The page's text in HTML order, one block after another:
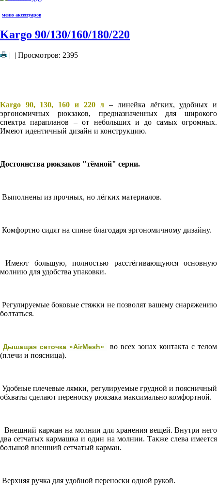
меню аксессуаров
Kargo 90/130/160/180/220
| | Просмотров: 2395
Kargo 90, 130, 160 и 220 л – линейка лёгких, удобных и
эргономичных рюкзаков, предназначенных для широкого
спектра парапланов – от небольших и до самых огромных.
Имеют идентичный дизайн и конструкцию.
Достоинства рюкзаков "тёмной" серии.
Выполнены из прочных, но лёгких материалов.
Комфортно сидят на спине благодаря эргономичному дизайну.
Имеют большую, полностью расстёгивающуюся основную
молнию для удобства упаковки.
Регулируемые боковые стяжки не позволят вашему снаряжению
болтаться.
Дышащая сеточка «AirMesh»
во всех зонах контакта с телом
(плечи и поясница).
Удобные плечевые лямки, регулируемые грудной и поясничный
обхваты сделают переноску рюкзака максимально комфортной.
Внешний карман на молнии для хранения вещей. Внутри него
два сетчатых кармашка и один на молнии. Также слева имеется
большой внешний сетчатый карман.
Верхняя ручка для удобной переноски одной рукой.